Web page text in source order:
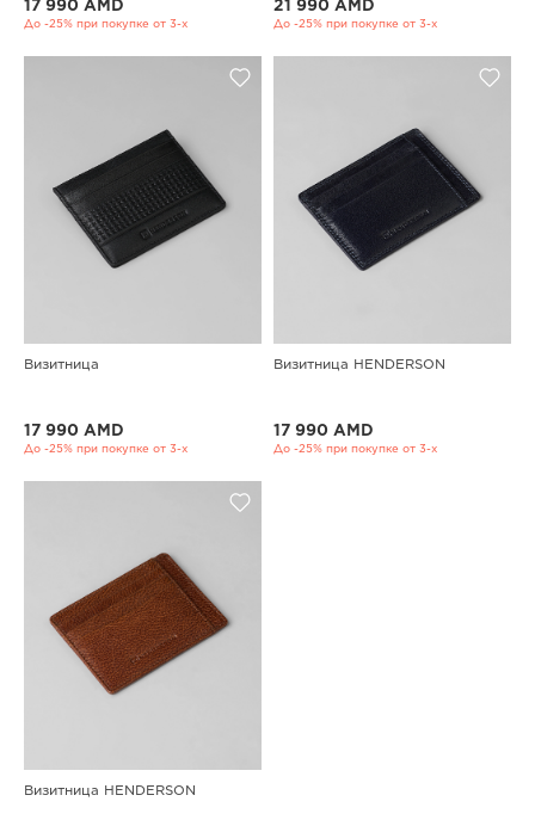
17 990 AMD
До -25% при покупке от 3-х
21 990 AMD
До -25% при покупке от 3-х
Визитница
17 990 AMD
До -25% при покупке от 3-х
Визитница HENDERSON
17 990 AMD
До -25% при покупке от 3-х
Визитница HENDERSON